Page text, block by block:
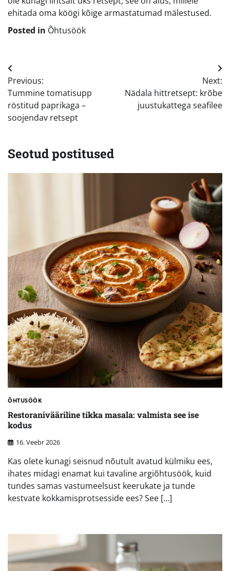
ehitada oma köögi kõige armastatumad mälestused.
Posted in Õhtusöök
Navigeerimine
Previous:
Tummine tomatisupp
röstitud paprikaga –
soojendav retsept
Next:
Nädala hittretsept: krõbe
juustukattega seafilee
Seotud postitused
ÕHTUSÖÖK
Restoranivääriline tikka masala: valmista see ise
kodus
16. Veebr 2026
Kas olete kunagi seisnud nõutult avatud külmiku ees,
ihates midagi enamat kui tavaline argiõhtusöök, kuid
tundes samas vastumeelsust keerukate ja tunde
kestvate kokkamisprotsesside ees? See […]